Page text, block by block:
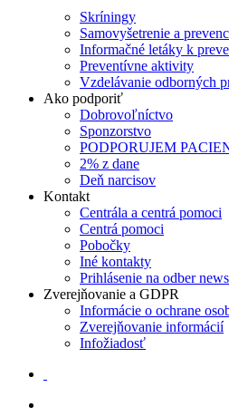
Skríningy
Samovyšetrenie a
Informačné letáky k
Preventívne aktivity
Vzdelávanie odborných
Ako podporiť
Dobrovoľníctvo
Sponzorstvo
PODPORUJEM
2% z dane
Deň narcisov
Kontakt
Centrála a centrá pomoci
Centrá pomoci
Pobočky
Iné kontakty
Prihlásenie na odber
Zverejňovanie a GDPR
Informácie o ochrane
Zverejňovanie informácií
Infožiadosť